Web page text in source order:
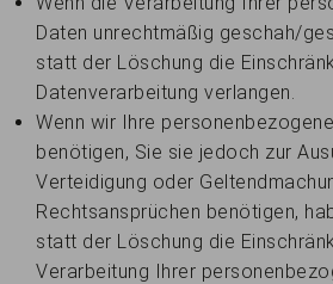
Daten unrechtmäßig geschah/
statt der Löschung die
Datenverarbeitung verlangen.
Wenn wir Ihre
benötigen, Sie sie jedoch zur
Verteidigung oder
Rechtsansprüchen benötigen,
statt der Löschung die
Verarbeitung Ihrer